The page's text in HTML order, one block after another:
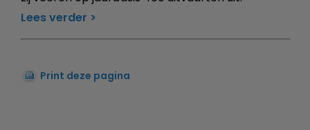
Lees verder
Print deze pagina